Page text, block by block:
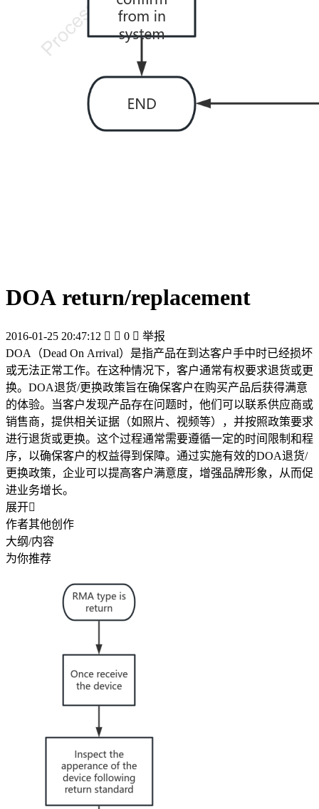
DOA return/replacement
2016-01-25 20:47:12   0  举报
DOA（Dead On Arrival）是指产品在到达客户手中时已经损坏
或无法正常工作。在这种情况下，客户通常有权要求退货或更
换。DOA退货/更换政策旨在确保客户在购买产品后获得满意
的体验。当客户发现产品存在问题时，他们可以联系供应商或
销售商，提供相关证据（如照片、视频等），并按照政策要求
进行退货或更换。这个过程通常需要遵循一定的时间限制和程
序，以确保客户的权益得到保障。通过实施有效的DOA退货/
更换政策，企业可以提高客户满意度，增强品牌形象，从而促
进业务增长。
展开
作者其他创作
大纲/内容
为你推荐